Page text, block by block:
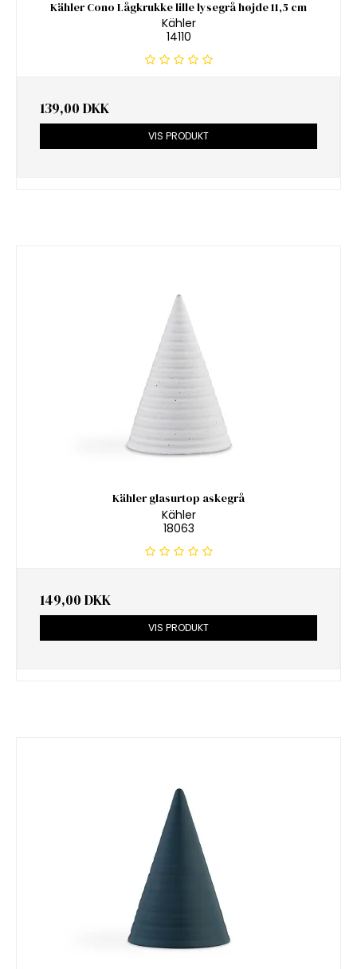
Kähler Cono Lågkrukke lille lysegrå højde 11,5 cm
Kähler
14110
139,00 DKK
VIS PRODUKT
Kähler glasurtop askegrå
Kähler
18063
149,00 DKK
VIS PRODUKT